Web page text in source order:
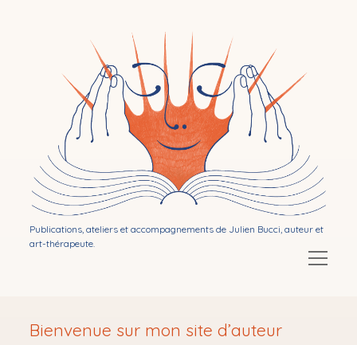
Bibliothérapie
Publications, ateliers et accompagnements de Julien Bucci, auteur et
art-thérapeute.
Ouvrir
le
menu
Publications
Ouvrir
Bienvenue sur mon site d’auteur